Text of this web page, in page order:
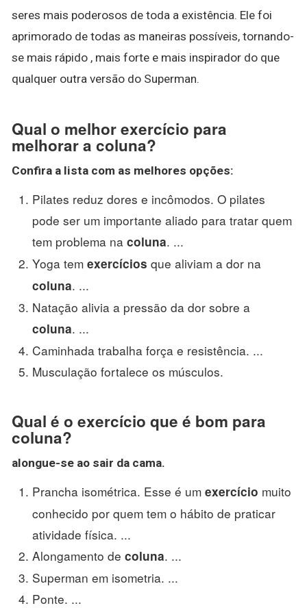
seres mais poderosos de toda a existência. Ele foi
aprimorado de todas as maneiras possíveis, tornando-
se mais rápido , mais forte e mais inspirador do que
qualquer outra versão do Superman.
Qual o melhor exercício para
melhorar a coluna?
Confira a lista com as melhores opções:
Pilates reduz dores e incômodos. O pilates
pode ser um importante aliado para tratar quem
tem problema na coluna. ...
Yoga tem exercícios que aliviam a dor na
coluna. ...
Natação alivia a pressão da dor sobre a
coluna. ...
Caminhada trabalha força e resistência. ...
Musculação fortalece os músculos.
Qual é o exercício que é bom para
coluna?
alongue-se ao sair da cama.
Prancha isométrica. Esse é um exercício muito
conhecido por quem tem o hábito de praticar
atividade física. ...
Alongamento de coluna. ...
Superman em isometria. ...
Ponte. ...